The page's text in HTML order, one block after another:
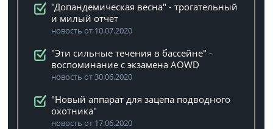
"Допандемическая весна" - трогательный
и милый отчет
новость от 10.07.2020
"Эти сильные течения в бассейне" -
воспоминание с экзамена AOWD
новость от 30.06.2020
"Новый аппарат для зацепа подводного
охотника"
новость от 17.06.2020